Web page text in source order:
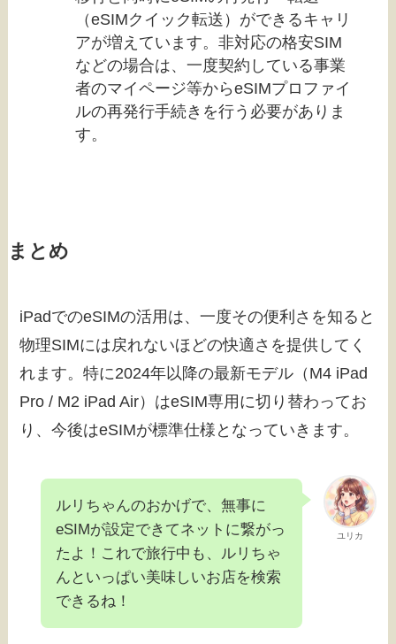
（eSIMクイック転送）ができるキャリ
アが増えています。非対応の格安SIM
などの場合は、一度契約している事業
者のマイページ等からeSIMプロファイ
ルの再発行手続きを行う必要がありま
す。
まとめ
iPadでのeSIMの活用は、一度その便利さを知ると
物理SIMには戻れないほどの快適さを提供してく
れます。特に2024年以降の最新モデル（M4 iPad
Pro / M2 iPad Air）はeSIM専用に切り替わってお
り、今後はeSIMが標準仕様となっていきます。
ユリカ
ルリちゃんのおかげで、無事に
eSIMが設定できてネットに繋がっ
たよ！これで旅行中も、ルリちゃ
んといっぱい美味しいお店を検索
できるね！